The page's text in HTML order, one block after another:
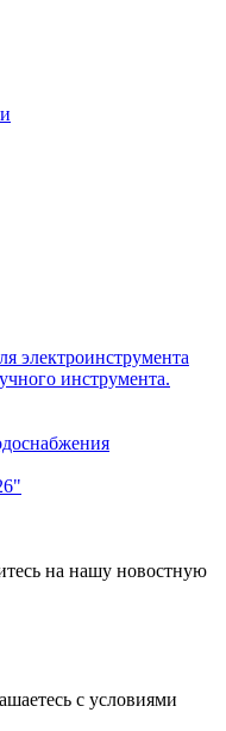
электроинструмента
инструмента.
на нашу новостную
c условиями